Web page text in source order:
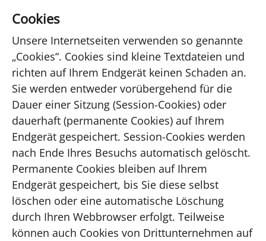
Cookies
Unsere Internetseiten verwenden so genannte
„Cookies“. Cookies sind kleine Textdateien und
richten auf Ihrem Endgerät keinen Schaden an.
Sie werden entweder vorübergehend für die
Dauer einer Sitzung (Session-Cookies) oder
dauerhaft (permanente Cookies) auf Ihrem
Endgerät gespeichert. Session-Cookies werden
nach Ende Ihres Besuchs automatisch gelöscht.
Permanente Cookies bleiben auf Ihrem
Endgerät gespeichert, bis Sie diese selbst
löschen oder eine automatische Löschung
durch Ihren Webbrowser erfolgt. Teilweise
können auch Cookies von Drittunternehmen auf